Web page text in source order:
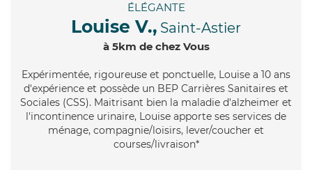
ÉLÉGANTE
Louise V., Saint-Astier
à 5km de chez Vous
Expérimentée, rigoureuse et ponctuelle, Louise a 10 ans
d'expérience et possède un BEP Carrières Sanitaires et
Sociales (CSS). Maitrisant bien la maladie d'alzheimer et
l'incontinence urinaire, Louise apporte ses services de
ménage, compagnie/loisirs, lever/coucher et
courses/livraison*